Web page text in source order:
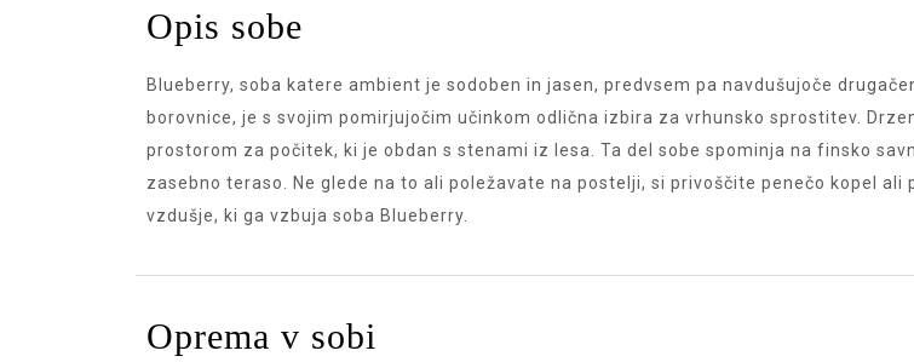
Opis sobe
Blueberry, soba katere ambient je sodoben in jasen, predvsem pa navdušujoče
borovnice, je s svojim pomirjujočim učinkom odlična izbira za vrhunsko sprostitev.
prostorom za počitek, ki je obdan s stenami iz lesa. Ta del sobe spominja na finsko
zasebno teraso. Ne glede na to ali poležavate na postelji, si privoščite penečo kopel
vzdušje, ki ga vzbuja soba Blueberry.
Oprema v sobi